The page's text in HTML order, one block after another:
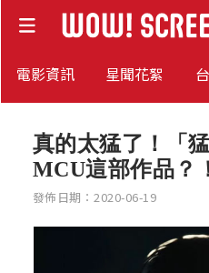
電影資訊 星聞花絮
真的太猛了！「
MCU這部作品？
發佈日期：2020-06-19